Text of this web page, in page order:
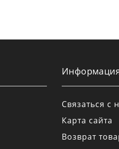
Связаться с
Карта сайта
Возврат